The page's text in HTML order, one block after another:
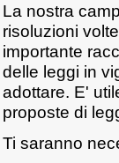
La nostra
risoluzioni
importante
delle leggi in
adottare. E'
proposte di
Ti saranno